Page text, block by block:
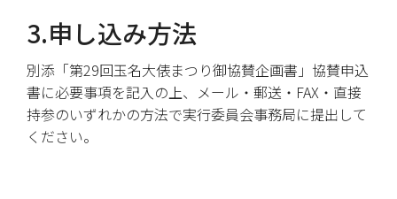
3.申し込み方法
別添「第29回玉名大俵まつり御協賛企画書」協賛申込
書に必要事項を記入の上、メール・郵送・FAX・直接
持参のいずれかの方法で実行委員会事務局に提出して
ください。